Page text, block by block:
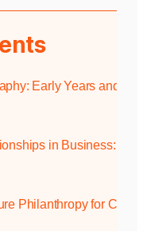
Early Years and
in Business: Oil,
Philanthropy for